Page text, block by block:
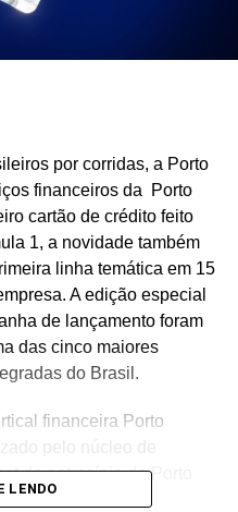
por corridas, a Porto
financeiros da Porto
cartão de crédito feito
1, a novidade também
linha temática em 15
A edição especial
de lançamento foram
das cinco maiores
do Brasil.
financeira Porto
pelo núcleo de
de patrocínio da Porto
de São Paulo de
LENDO